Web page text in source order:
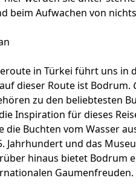
beim Aufwachen von
in Türkei führt uns in
dieser Route ist Bodrum.
zu den beliebtesten
Inspiration für dieses
die Buchten vom Wasser
Jahrhundert und das
hinaus bietet Bodrum
Gaumenfreuden.